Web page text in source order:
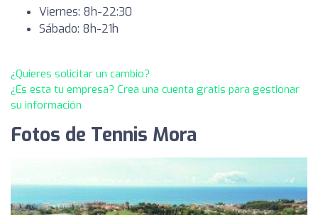
Viernes: 8h-22:30
Sábado: 8h-21h
¿Quieres solicitar un cambio?
¿Es esta tu empresa? Crea una cuenta gratis para gestionar
su información
Fotos de Tennis Mora